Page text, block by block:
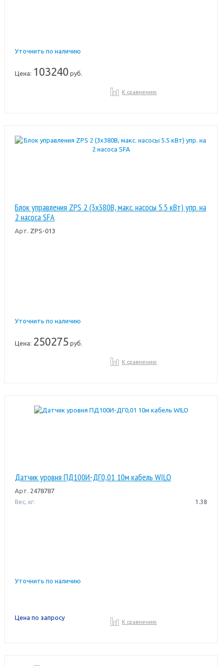
Уточнить по наличию
Цена: 103240 руб.
К сравнению
Блок управления ZPS 2 (3х380В, макс. насосы 5.5 кВт) упр. на
2 насоса SFA
Арт. ZPS-013
Уточнить по наличию
Цена: 250275 руб.
К сравнению
Датчик уровня ПД100И-ДГ0,01 10м кабель WILO
Арт. 2478787
Вес, кг: 1.38
Уточнить по наличию
Цена по запросу
К сравнению